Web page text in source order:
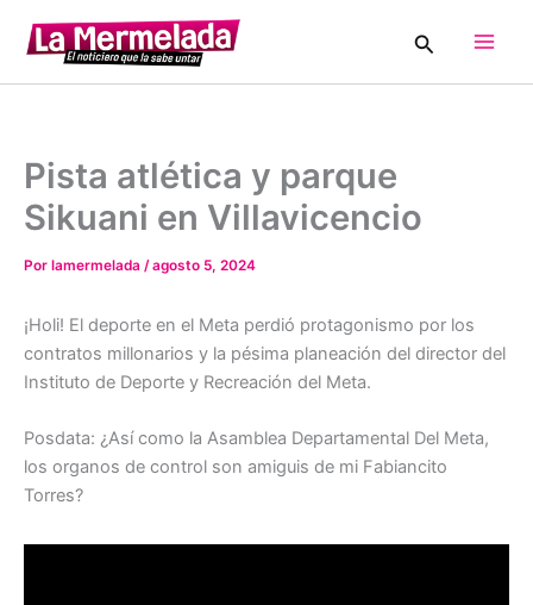
contenido
Buscar
Pista atlética y parque
Sikuani en Villavicencio
Por lamermelada /agosto 5, 2024
¡Holi! El deporte en el Meta perdió protagonismo por los
contratos millonarios y la pésima planeación del director del
Instituto de Deporte y Recreación del Meta.
Posdata: ¿Así como la Asamblea Departamental Del Meta,
los organos de control son amiguis de mi Fabiancito
Torres?